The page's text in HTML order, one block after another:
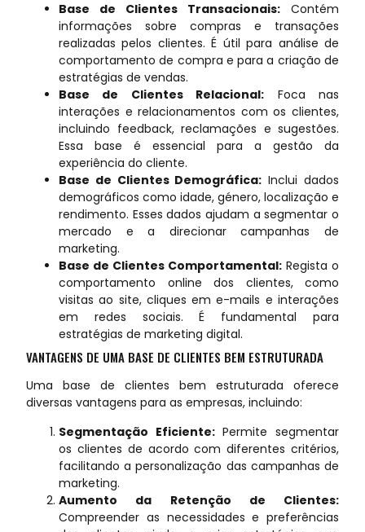
Base de Clientes Transacionais: Contém
informações sobre compras e transações
realizadas pelos clientes. É útil para análise de
comportamento de compra e para a criação de
estratégias de vendas.
Base de Clientes Relacional: Foca nas
interações e relacionamentos com os clientes,
incluindo feedback, reclamações e sugestões.
Essa base é essencial para a gestão da
experiência do cliente.
Base de Clientes Demográfica: Inclui dados
demográficos como idade, género, localização e
rendimento. Esses dados ajudam a segmentar o
mercado e a direcionar campanhas de
marketing.
Base de Clientes Comportamental: Regista o
comportamento online dos clientes, como
visitas ao site, cliques em e-mails e interações
em redes sociais. É fundamental para
estratégias de marketing digital.
VANTAGENS DE UMA BASE DE CLIENTES BEM ESTRUTURADA
Uma base de clientes bem estruturada oferece
diversas vantagens para as empresas, incluindo:
Segmentação Eficiente:Permite segmentar
os clientes de acordo com diferentes critérios,
facilitando a personalização das campanhas de
marketing.
Aumento da Retenção de Clientes:
Compreender as necessidades e preferências